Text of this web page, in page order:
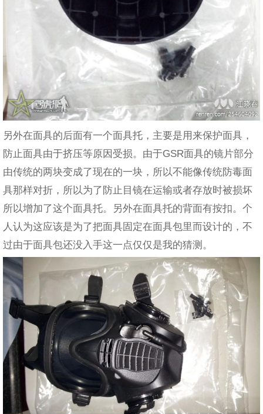
另外在面具的后面有一个面具托，主要是用来保护面具，
防止面具由于挤压等原因受损。由于GSR面具的镜片部分
由传统的两块变成了现在的一块，所以不能像传统防毒面
具那样对折，所以为了防止目镜在运输或者存放时被损坏
所以增加了这个面具托。另外在面具托的背面有按扣。个
人认为这应该是为了把面具固定在面具包里而设计的，不
过由于面具包还没入手这一点仅仅是我的猜测。